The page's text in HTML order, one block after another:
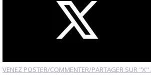
VENEZ POSTER/COMMENTER/PARTAGER SUR "X"